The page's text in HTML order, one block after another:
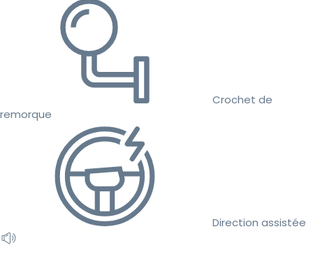
Crochet de
remorque
Direction assistée